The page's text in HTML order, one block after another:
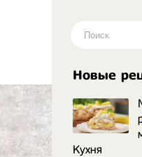
Новые
Кухня